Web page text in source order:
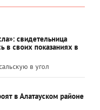
свидетельница
в своих показаниях в
в угол
в Алатауском районе